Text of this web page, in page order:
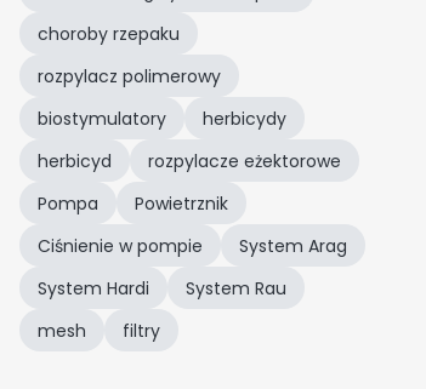
choroby rzepaku
rozpylacz polimerowy
biostymulatory
herbicydy
herbicyd
rozpylacze eżektorowe
Pompa
Powietrznik
Ciśnienie w pompie
System Arag
System Hardi
System Rau
mesh
filtry